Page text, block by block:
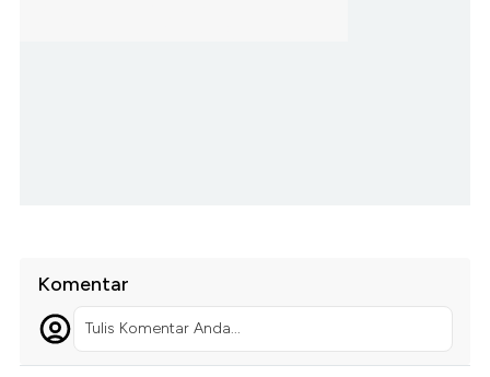
Komentar
Tulis Komentar Anda...